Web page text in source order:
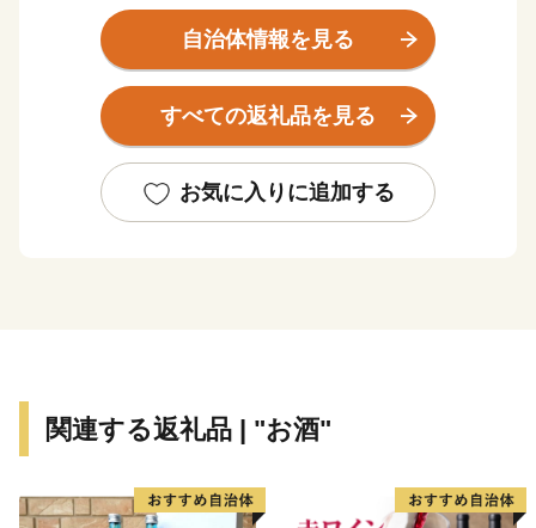
が、秀吉の復興政策により今日の金物産業の発展の基礎
が作られました。
神戸市の北西隣にあり、中国道・山陽道の3つのICがあ
る交通の要衝です。
★ABCテレビのニュース情報番組「キャスト」で「吉
川運輸(有) 」の“よかわ錦うなぎ” が紹介されました！
自治体情報を見る
すべての返礼品を見る
お気に入りに追加する
関連する返礼品 | "お酒"